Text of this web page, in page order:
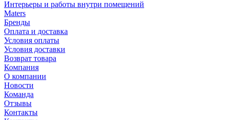
Интерьеры и работы внутри помещений
Maters
Бренды
Оплата и доставка
Условия оплаты
Условия доставки
Возврат товара
Компания
О компании
Новости
Команда
Отзывы
Контакты